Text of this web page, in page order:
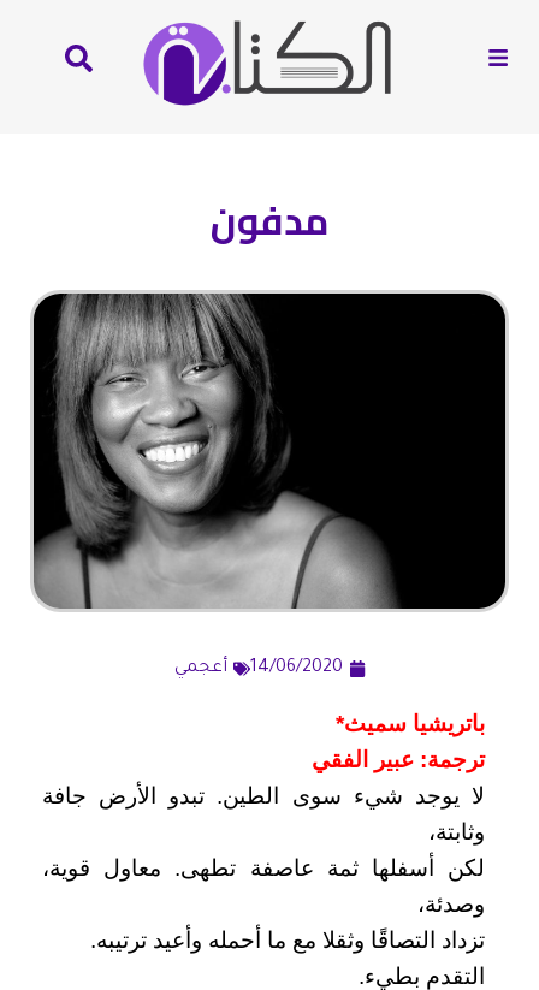
مدفون
14/06/2020 أعجمي
باتريشيا سميث*
ترجمة: عبير الفقي
لا يوجد شيء سوى الطين. تبدو الأرض جافة
وثابتة،
لكن أسفلها ثمة عاصفة تطهى. معاول قوية،
وصدئة،
تزداد التصاقًا وثقلا مع ما أحمله وأعيد ترتيبه.
التقدم بطيء.